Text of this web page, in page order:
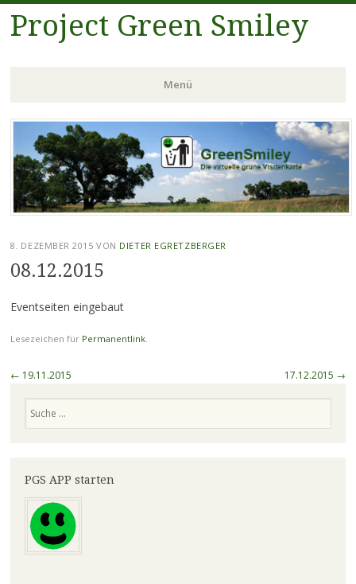
Project Green Smiley
Menü
Zum
Inhalt
springen
8. DEZEMBER 2015 VON DIETER EGRETZBERGER
08.12.2015
Eventseiten eingebaut
Lesezeichen für Permanentlink.
Beitragsnavigation
← 19.11.2015 17.12.2015 →
PGS APP starten